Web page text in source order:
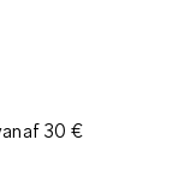
30 €